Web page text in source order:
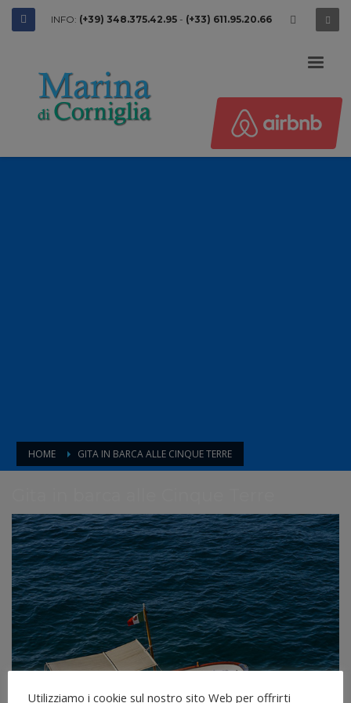
INFO: (+39) 348.375.42.95 - (+33) 611.95.20.66
HOME GITA IN BARCA ALLE CINQUE TERRE
Utilizziamo i cookie sul nostro sito Web per offrirti